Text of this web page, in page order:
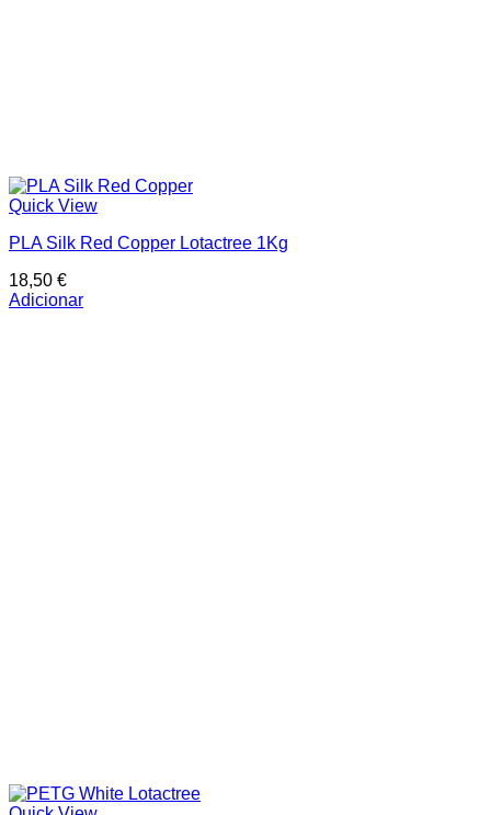
Quick View
PLA Silk Red Copper Lotactree 1Kg
18,50 €
Adicionar